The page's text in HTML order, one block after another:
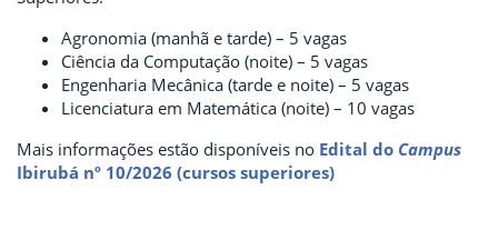
Agronomia (manhã e tarde) – 5 vagas
Ciência da Computação (noite) – 5 vagas
Engenharia Mecânica (tarde e noite) – 5 vagas
Licenciatura em Matemática (noite) – 10 vagas
Mais informações estão disponíveis no Edital do Campus
Ibirubá nº 10/2026 (cursos superiores)